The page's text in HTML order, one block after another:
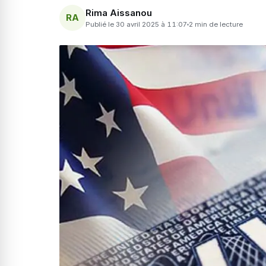
RA Rima Aissanou
Publié le 30 avril 2025 à 11:07 2 min de lecture